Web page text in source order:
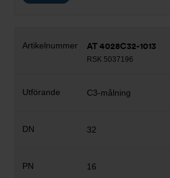
AT 4028C32-1013
RSK 5037196
C3-målning
32
16